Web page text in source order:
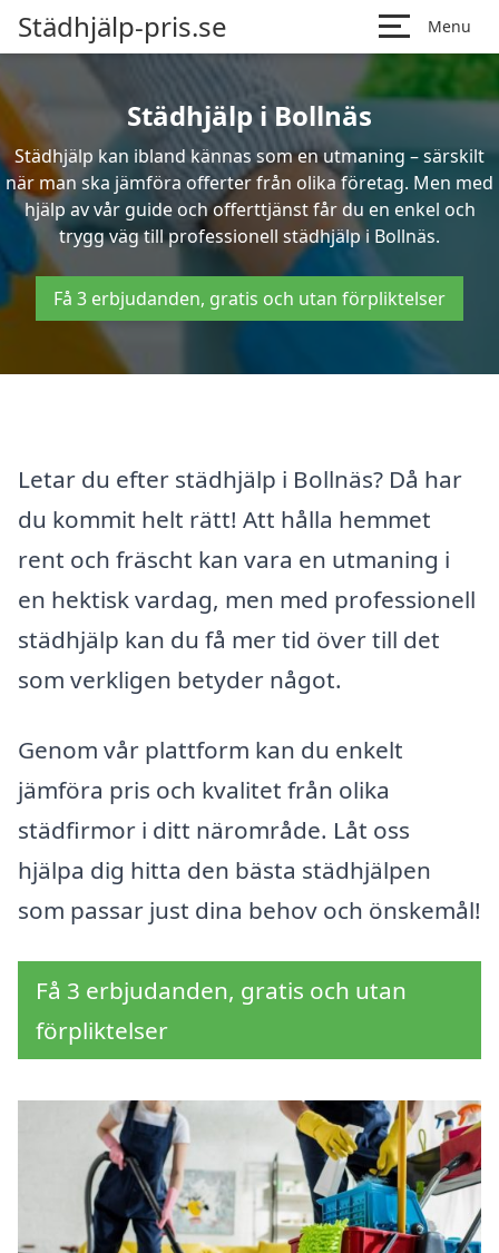
Städhjälp-pris.se Menu
Städhjälp i Bollnäs
Städhjälp kan ibland kännas som en utmaning – särskilt
när man ska jämföra offerter från olika företag. Men med
hjälp av vår guide och offerttjänst får du en enkel och
trygg väg till professionell städhjälp i Bollnäs.
Få 3 erbjudanden, gratis och utan förpliktelser
Letar du efter städhjälp i Bollnäs? Då har
du kommit helt rätt! Att hålla hemmet
rent och fräscht kan vara en utmaning i
en hektisk vardag, men med professionell
städhjälp kan du få mer tid över till det
som verkligen betyder något.
Genom vår plattform kan du enkelt
jämföra pris och kvalitet från olika
städfirmor i ditt närområde. Låt oss
hjälpa dig hitta den bästa städhjälpen
som passar just dina behov och önskemål!
Få 3 erbjudanden, gratis och utan
förpliktelser